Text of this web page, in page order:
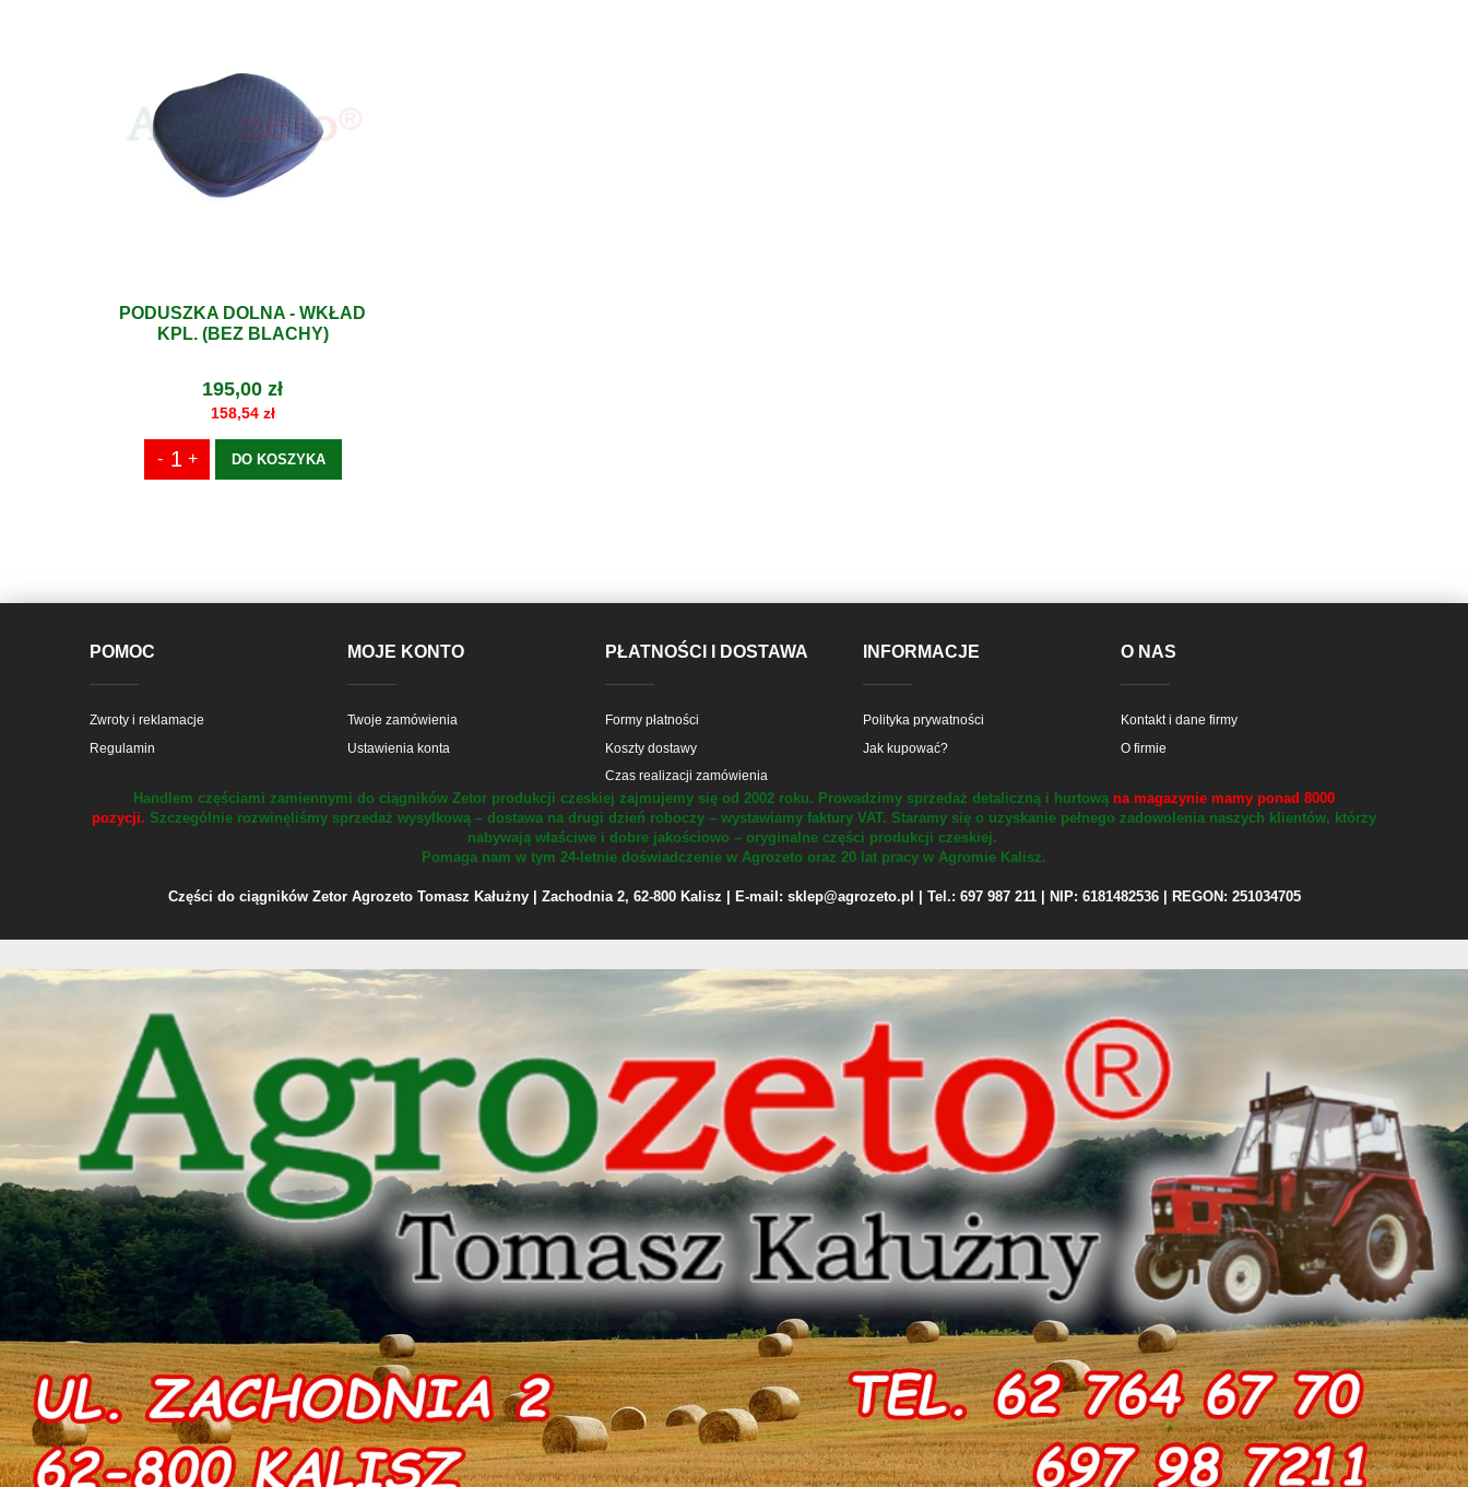
PODUSZKA DOLNA - WKŁAD
KPL. (BEZ BLACHY)
195,00 zł
158,54 zł
DO KOSZYKA
POMOC
Zwroty i reklamacje
Regulamin
MOJE KONTO
Twoje zamówienia
Ustawienia konta
PŁATNOŚCI I DOSTAWA
Formy płatności
Koszty dostawy
Czas realizacji zamówienia
INFORMACJE
Polityka prywatności
Jak kupować?
O NAS
Kontakt i dane firmy
O firmie
Handlem częściami zamiennymi do ciągników Zetor produkcji czeskiej zajmujemy się od 2002 roku. Prowadzimy sprzedaż detaliczną i hurtową na magazynie mamy ponad 8000
pozycji. Szczególnie rozwinęliśmy sprzedaż wysyłkową – dostawa na drugi dzień roboczy – wystawiamy faktury VAT. Staramy się o uzyskanie pełnego zadowolenia naszych klientów, którzy
nabywają właściwe i dobre jakościowo – oryginalne części produkcji czeskiej.
Pomaga nam w tym 24-letnie doświadczenie w Agrozeto oraz 20 lat pracy w Agromie Kalisz.
Części do ciągników Zetor Agrozeto Tomasz Kałużny | Zachodnia 2, 62-800 Kalisz | E-mail: sklep@agrozeto.pl | Tel.: 697 987 211 | NIP: 6181482536 | REGON: 251034705